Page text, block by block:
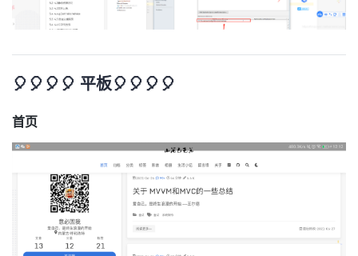
🎈🎈🎈🎈 平板🎈🎈🎈🎈
首页